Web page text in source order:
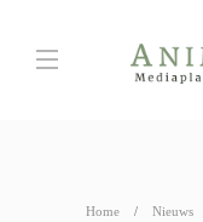
Home Nieuws